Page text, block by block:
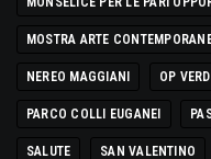
MOSTRA ARTE
NEREO MAGGIANI OP
PARCO COLLI EUGANEI
SALUTE SAN VALENTINO